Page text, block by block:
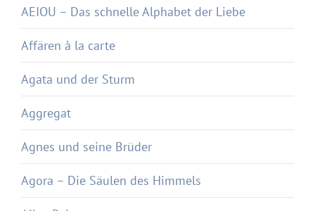
AEIOU – Das schnelle Alphabet der Liebe
Affären à la carte
Agata und der Sturm
Aggregat
Agnes und seine Brüder
Agora – Die Säulen des Himmels